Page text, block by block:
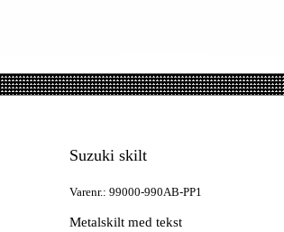
Suzuki skilt
Varenr.: 99000-990AB-PP1
Metalskilt med tekst